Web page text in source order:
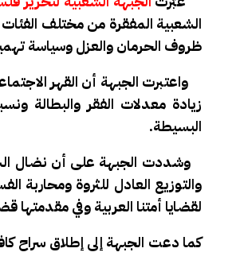
الشعبية المفقرة من مختلف
ظروف الحرمان والعزل وسياسة
واعتبرت الجبهة أن القهر
زيادة معدلات الفقر والبطالة
البسيطة.
وشددت الجبهة على أن نضال
والتوزيع العادل للثروة ومحاربة
لقضايا أمتنا العربية وفي
كما دعت الجبهة إلى إطلاق سراح